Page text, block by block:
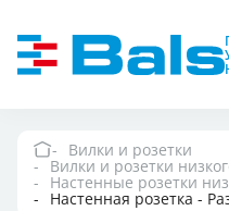
Вилки
и
розетки
модули
Вилки и розетки
Компания
Вилки и розетки
Вилки и розетки
Настенные розетки
Настенная розетка -